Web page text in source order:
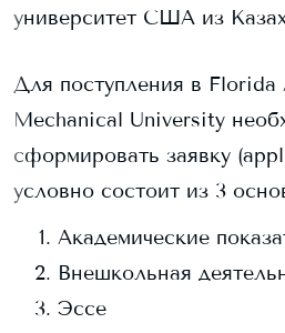
университет США из
Для поступления в Florida
Mechanical University
сформировать заявку
условно состоит из 3
Академические
Внешкольная
Эссе